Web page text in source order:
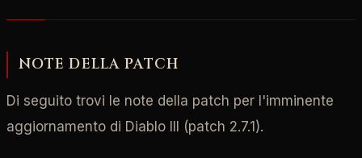
NOTE DELLA PATCH
Di seguito trovi le note della patch per l'imminente
aggiornamento di Diablo III (patch 2.7.1).